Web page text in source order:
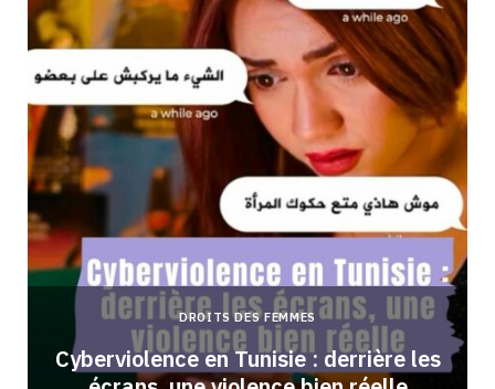
DROITS DES FEMMES
Cyberviolence en Tunisie : derrière les